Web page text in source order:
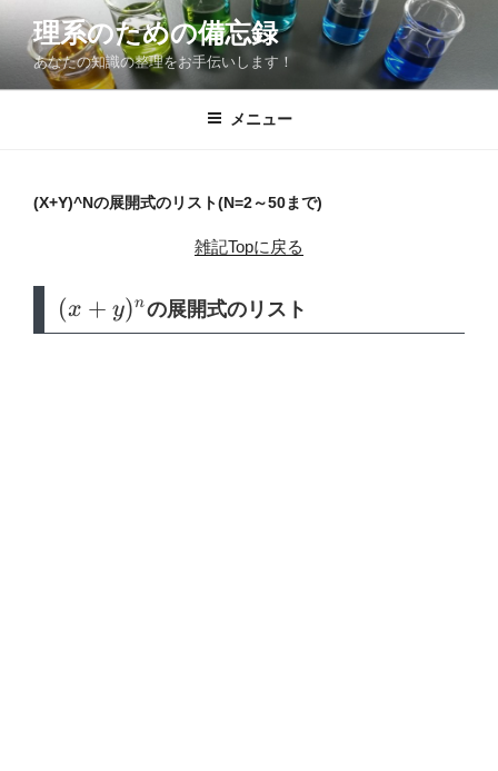
ン
ン
理系のための備忘録
あなたの知識の整理をお手伝いします！
メニュー
(X+Y)^Nの展開式のリスト(N=2～50まで)
雑記Topに戻る
(x+y)^n
(x + y)nの展開式のリスト